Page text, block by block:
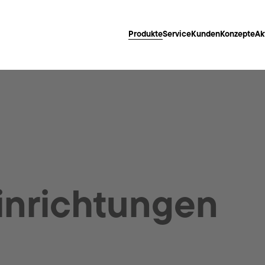
ProdukteService Kunden Konzepte